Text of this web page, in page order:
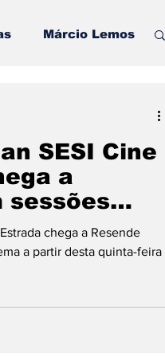
Márcio Lemos
SESI Cine
a
a
feira
chega a Resende